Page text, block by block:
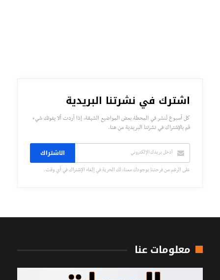
اشترك في نشرتنا البريدية
كل أسبوع تُنشر في المحطة بعض المواضيع الشيقة، إذا أردت ألا يفوتك شيء
قم بالإشتراك في نشرتنا البريدية من هنا.
الاشتراك
على الرغم من فرحتنا بوجودك معنا، لك الحرية في إلغاء الإشتراك في أي وقت.
معلومات عنا